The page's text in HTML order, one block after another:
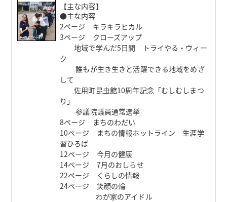
【主な内容】
●主な内容
2ページ キラキラヒカル
3ページ クローズアップ
地域で学んだ5日間 トライやる・ウィー
ク
誰もが生き生きと活躍できる地域をめざ
して
佐用町昆虫館10周年記念「むしむしまつ
り」
参議院議員通常選挙
8ページ まちのわだい
10ページ まちの情報ホットライン 生涯学
習ひろば
12ページ 今月の健康
14ページ 7月のおしらせ
22ページ くらしの情報
24ページ 笑顔の輪
わが家のアイドル